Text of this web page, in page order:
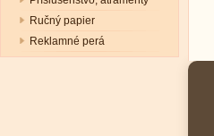
Ručný papier
Reklamné perá